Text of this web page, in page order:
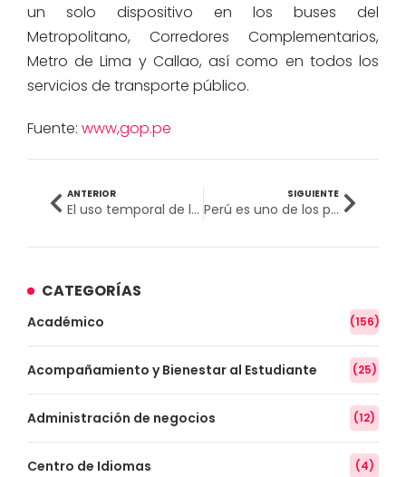
un solo dispositivo en los buses del
Metropolitano, Corredores Complementarios,
Metro de Lima y Callao, así como en todos los
servicios de transporte público.
Fuente: www,gop.pe
ANTERIOR
El uso temporal de los espacios públicos
SIGUIENTE
Perú es uno de los países con mayores detecciones de spyware
CATEGORÍAS
Académico (156)
Acompañamiento y Bienestar al Estudiante (25)
Administración de negocios (12)
Centro de Idiomas (4)